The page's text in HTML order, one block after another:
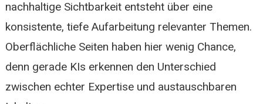
nachhaltige Sichtbarkeit entsteht über eine
konsistente, tiefe Aufarbeitung relevanter Themen.
Oberflächliche Seiten haben hier wenig Chance,
denn gerade KIs erkennen den Unterschied
zwischen echter Expertise und austauschbaren